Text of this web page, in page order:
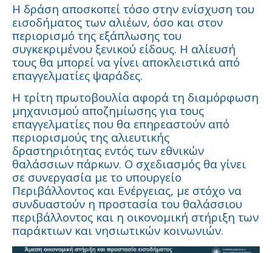
Η δράση αποσκοπεί τόσο στην ενίσχυση του
εισοδήματος των αλιέων, όσο και στον
περιορισμό της εξάπλωσης του
συγκεκριμένου ξενικού είδους. Η αλίευσή
τους θα μπορεί να γίνει αποκλειστικά από
επαγγελματίες ψαράδες.
Η τρίτη πρωτοβουλία αφορά τη διαμόρφωση
μηχανισμού αποζημίωσης για τους
επαγγελματίες που θα επηρεαστούν από
περιορισμούς της αλιευτικής
δραστηριότητας εντός των εθνικών
θαλάσσιων πάρκων. Ο σχεδιασμός θα γίνει
σε συνεργασία με το υπουργείο
Περιβάλλοντος και Ενέργειας, με στόχο να
συνδυαστούν η προστασία του θαλάσσιου
περιβάλλοντος και η οικονομική στήριξη των
παράκτιων και νησιωτικών κοινωνιών.